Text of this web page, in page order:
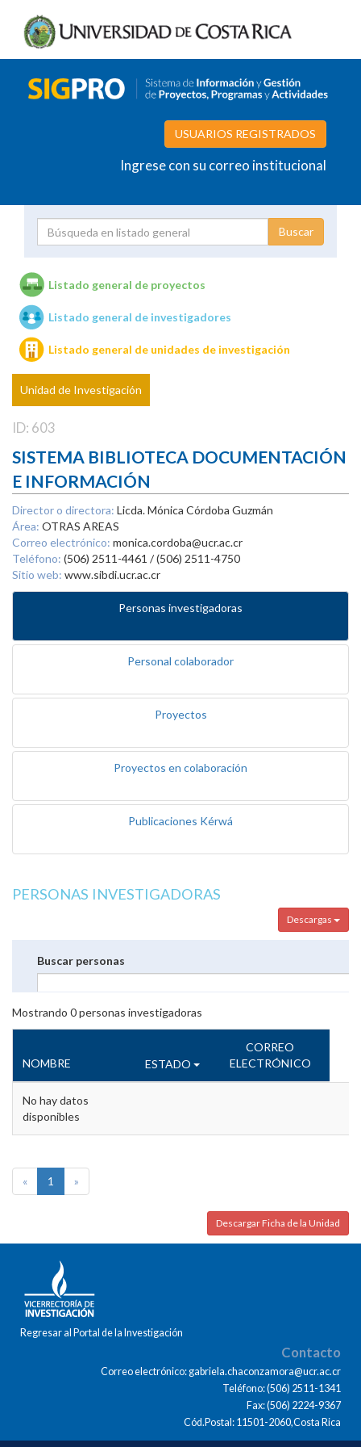
USUARIOS REGISTRADOS
Ingrese con su correo institucional
Unidades de investigación
Listado general de proyectos
Listado general de investigadores
Listado general de unidades de investigación
Unidad de Investigación
ID: 603
SISTEMA BIBLIOTECA DOCUMENTACIÓN
E INFORMACIÓN
Director o directora: Licda. Mónica Córdoba Guzmán
Área: OTRAS AREAS
Correo electrónico: monica.cordoba@ucr.ac.cr
Teléfono: (506) 2511-4461 / (506) 2511-4750
Sitio web: www.sibdi.ucr.ac.cr
Personas investigadoras
Personal colaborador
Proyectos
Proyectos en colaboración
Publicaciones Kérwá
PERSONAS INVESTIGADORAS
Descargas
Buscar personas
Mostrando 0personas investigadoras
NOMBRE ESTADO
CORREO
ELECTRÓNICO
No hay datos
disponibles
« 1 »
Descargar Ficha de la Unidad
Regresar al Portal de la Investigación
Contacto
Correo electrónico: gabriela.chaconzamora@ucr.ac.cr
Teléfono: (506) 2511-1341
Fax: (506) 2224-9367
Cód.Postal: 11501-2060,Costa Rica